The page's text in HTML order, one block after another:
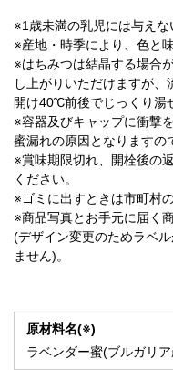
※1歳未満の乳児には与えな
※産地・時季により、色と
※はちみつは結晶する場合
し上がりいただけますが
開け40℃前後でじっくり湯
※容器及びキャップに衝撃
蜜漏れの原因となりますの
※賞味期限切れ、開栓後の
ください。
※ゴミに出すときは市町村
※商品写真とお手元に届く
(デザイン変更のためラベ
ません)。
原材料名(※)
ラベンダー蜜(ブルガリ